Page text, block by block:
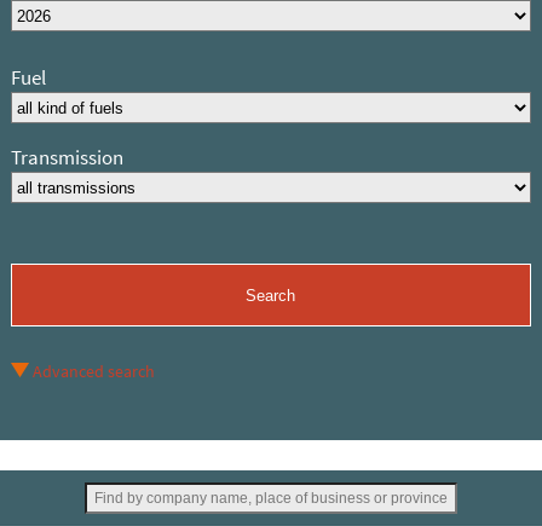
Fuel
Transmission
Advanced search